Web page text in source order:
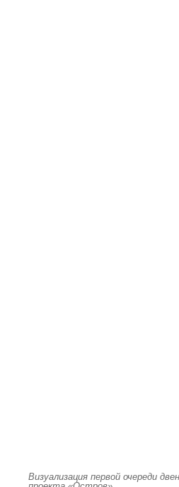
Визуализация первой очереди